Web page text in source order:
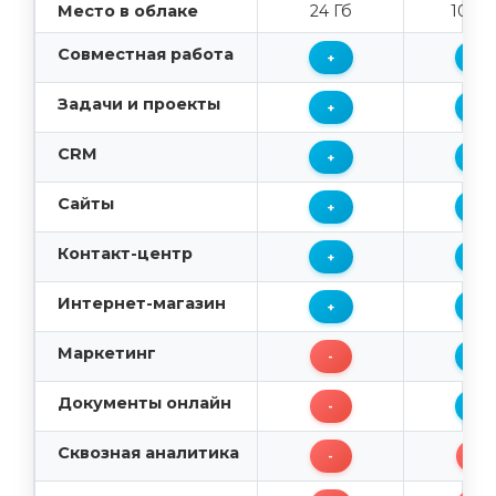
Место в облаке 24 Гб 100
Совместная работа +
Задачи и проекты +
CRM +
Сайты +
Контакт-центр +
Интернет-магазин +
Маркетинг -
Документы онлайн -
Сквозная аналитика -